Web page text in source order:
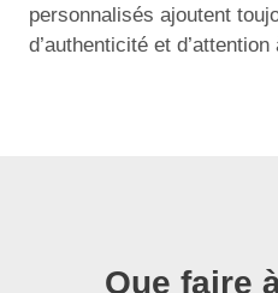
personnalisés ajoutent
d’authenticité et
Que faire